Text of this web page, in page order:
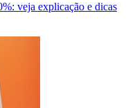
veja explicação e dicas